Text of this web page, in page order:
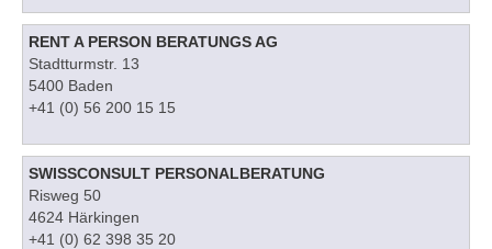
RENT A PERSON BERATUNGS AG
Stadtturmstr. 13
5400 Baden
+41 (0) 56 200 15 15
SWISSCONSULT PERSONALBERATUNG
Risweg 50
4624 Härkingen
+41 (0) 62 398 35 20